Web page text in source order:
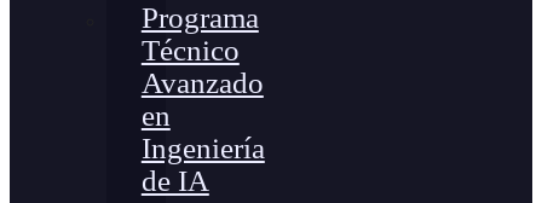
Programa
Técnico
Avanzado
en
Ingeniería
de IA